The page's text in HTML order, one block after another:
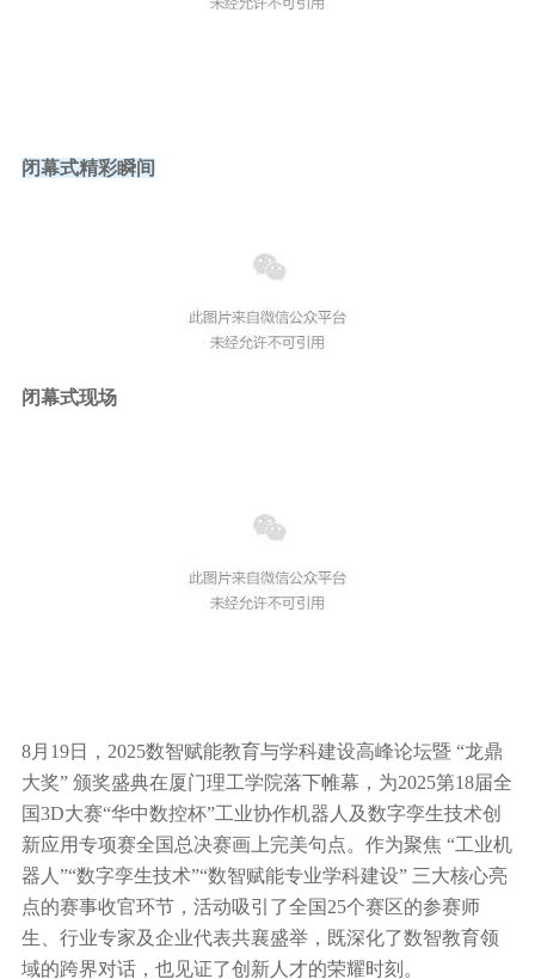
闭幕式精彩瞬间
闭幕式现场
8月19日，2025数智赋能教育与学科建设高峰论坛暨 “龙鼎
大奖” 颁奖盛典在厦门理工学院落下帷幕，为2025第18届全
国3D大赛“华中数控杯”工业协作机器人及数字孪生技术创
新应用专项赛全国总决赛画上完美句点。作为聚焦 “工业机
器人”“数字孪生技术”“数智赋能专业学科建设” 三大核心亮
点的赛事收官环节，活动吸引了全国25个赛区的参赛师
生、行业专家及企业代表共襄盛举，既深化了数智教育领
域的跨界对话，也见证了创新人才的荣耀时刻。